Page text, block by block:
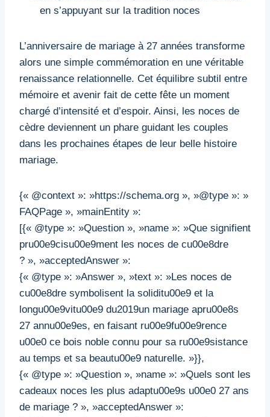
en s’appuyant sur la tradition noces
L’anniversaire de mariage à 27 années transforme
alors une simple commémoration en une véritable
renaissance relationnelle. Cet équilibre subtil entre
mémoire et avenir fait de cette fête un moment
chargé d’intensité et d’espoir. Ainsi, les noces de
cèdre deviennent un phare guidant les couples
dans les prochaines étapes de leur belle histoire
mariage.
{« @context »: »https://schema.org », »@type »: »
FAQPage », »mainEntity »:
[{« @type »: »Question », »name »: »Que signifient
pru00e9cisu00e9ment les noces de cu00e8dre
? », »acceptedAnswer »:
{« @type »: »Answer », »text »: »Les noces de
cu00e8dre symbolisent la soliditu00e9 et la
longu00e9vitu00e9 du2019un mariage apru00e8s
27 annu00e9es, en faisant ru00e9fu00e9rence
u00e0 ce bois noble connu pour sa ru00e9sistance
au temps et sa beautu00e9 naturelle. »}},
{« @type »: »Question », »name »: »Quels sont les
cadeaux noces les plus adaptu00e9s u00e0 27 ans
de mariage ? », »acceptedAnswer »: